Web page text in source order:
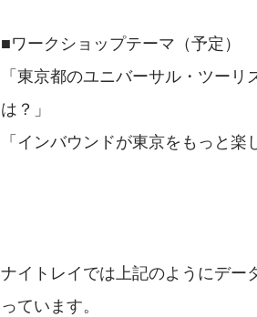
■ワークショップテーマ（予定）
「東京都のユニバーサル・ツー
は？」
「インバウンドが東京をもっと
ナイトレイでは上記のようにデー
っています。